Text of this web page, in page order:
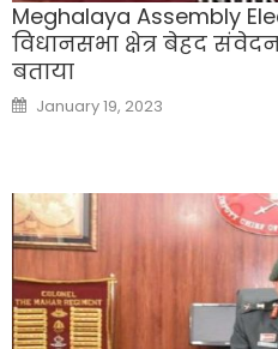
Meghalaya Assembly
विधानसभा क्षेत्र बेहद
बताया
Posted
on
January 19, 2023